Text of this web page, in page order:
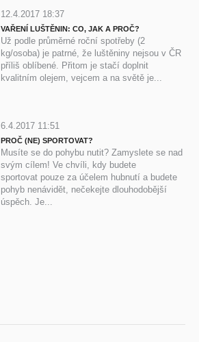
12.4.2017 18:37
VAŘENÍ LUŠTĚNIN: CO, JAK A PROČ?
Už podle průměrné roční spotřeby (2
kg/osoba) je patrné, že luštěniny nejsou v ČR
příliš oblíbené. Přitom je stačí doplnit
kvalitním olejem, vejcem a na světě je...
6.4.2017 11:51
PROČ (NE) SPORTOVAT?
Musíte se do pohybu nutit? Zamyslete se nad
svým cílem! Ve chvíli, kdy budete
sportovat pouze za účelem hubnutí a budete
pohyb nenávidět, nečekejte dlouhodobější
úspěch. Je...